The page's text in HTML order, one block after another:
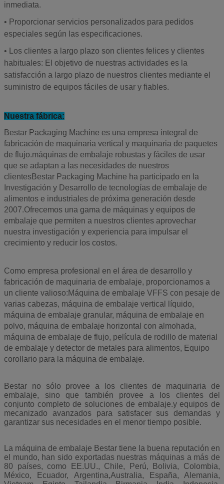
inmediata.
• Proporcionar servicios personalizados para pedidos
especiales según las especificaciones.
• Los clientes a largo plazo son clientes felices y clientes
habituales: El objetivo de nuestras actividades es la
satisfacción a largo plazo de nuestros clientes mediante el
suministro de equipos fáciles de usar y fiables.
Nuestra fábrica:
Bestar Packaging Machine es una empresa integral de
fabricación de maquinaria vertical y maquinaria de paquetes
de flujo.máquinas de embalaje robustas y fáciles de usar
que se adaptan a las necesidades de nuestros
clientesBestar Packaging Machine ha participado en la
Investigación y Desarrollo de tecnologías de embalaje de
alimentos e industriales de próxima generación desde
2007.Ofrecemos una gama de máquinas y equipos de
embalaje que permiten a nuestros clientes aprovechar
nuestra investigación y experiencia para impulsar el
crecimiento y reducir los costos.
Como empresa profesional en el área de desarrollo y
fabricación de maquinaria de embalaje, proporcionamos a
un cliente valioso:Máquina de embalaje VFFS con pesaje de
varias cabezas, máquina de embalaje vertical líquido,
máquina de embalaje granular, máquina de embalaje en
polvo, máquina de embalaje horizontal con almohada,
máquina de embalaje de flujo, película de rodillo de material
de embalaje y detector de metales para alimentos, Equipo
corollario para la máquina de embalaje.
Bestar no sólo provee a los clientes de maquinaria de
embalaje, sino que también provee a los clientes del
conjunto completo de soluciones de embalaje.y equipos de
mecanizado avanzados para satisfacer sus demandas y
garantizar sus necesidades en el menor tiempo posible.
La máquina de embalaje Bestar tiene la buena reputación en
el mundo, han sido exportadas nuestras máquinas a más de
80 países, como EE.UU., Chile, Perú, Bolivia, Colombia,
México, Ecuador, Argentina,Australia, España, Alemania,